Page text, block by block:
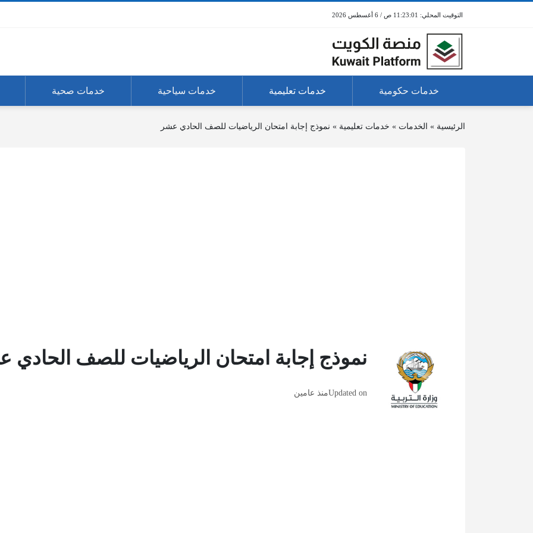
11:23:01 ص / 6 أغسطس 2026
خدمات حكومية خدمات تعليمية خدمات سياحية خدمات صحية
الرئيسية » الخدمات » خدمات تعليمية » نموذج إجابة امتحان الرياضيات للصف الحادي عشر
نموذج إجابة امتحان الرياضيات للصف الحادي
Updated onمنذ عامين